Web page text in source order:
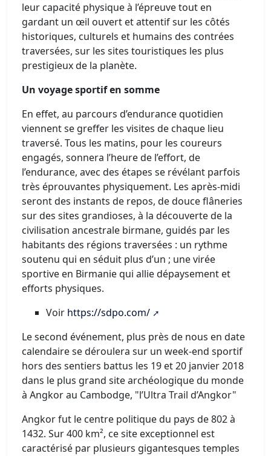
leur capacité physique à l’épreuve tout en
gardant un œil ouvert et attentif sur les côtés
historiques, culturels et humains des contrées
traversées, sur les sites touristiques les plus
prestigieux de la planète.
Un voyage sportif en somme
En effet, au parcours d’endurance quotidien
viennent se greffer les visites de chaque lieu
traversé. Tous les matins, pour les coureurs
engagés, sonnera l’heure de l’effort, de
l’endurance, avec des étapes se révélant parfois
très éprouvantes physiquement. Les après-midi
seront des instants de repos, de douce flâneries
sur des sites grandioses, à la découverte de la
civilisation ancestrale birmane, guidés par les
habitants des régions traversées : un rythme
soutenu qui en séduit plus d’un ; une virée
sportive en Birmanie qui allie dépaysement et
efforts physiques.
Voir https://sdpo.com/
Le second événement, plus près de nous en date
calendaire se déroulera sur un week-end sportif
hors des sentiers battus les 19 et 20 janvier 2018
dans le plus grand site archéologique du monde
à Angkor au Cambodge, "l’Ultra Trail d’Angkor"
Angkor fut le centre politique du pays de 802 à
1432. Sur 400 km², ce site exceptionnel est
caractérisé par plusieurs gigantesques temples